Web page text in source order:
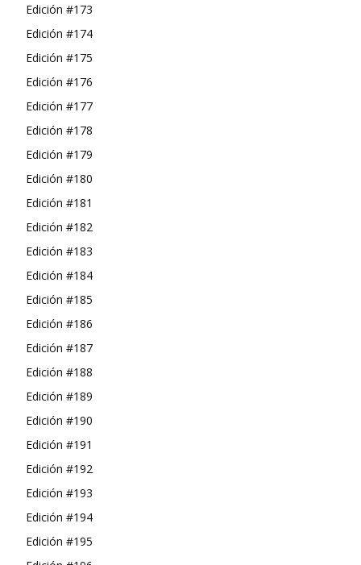
Edición #173
Edición #174
Edición #175
Edición #176
Edición #177
Edición #178
Edición #179
Edición #180
Edición #181
Edición #182
Edición #183
Edición #184
Edición #185
Edición #186
Edición #187
Edición #188
Edición #189
Edición #190
Edición #191
Edición #192
Edición #193
Edición #194
Edición #195